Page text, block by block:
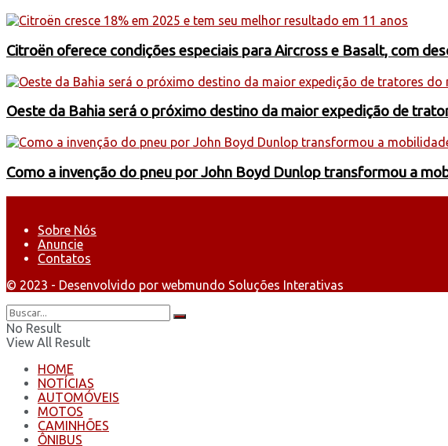
Citroën oferece condições especiais para Aircross e Basalt, com
Oeste da Bahia será o próximo destino da maior expedição de
Como a invenção do pneu por John Boyd Dunlop transformou a
Sobre Nós
Anuncie
Contatos
© 2023 - Desenvolvido por webmundo Soluções Interativas
No Result
View All Result
HOME
NOTÍCIAS
AUTOMÓVEIS
MOTOS
CAMINHÕES
ÔNIBUS